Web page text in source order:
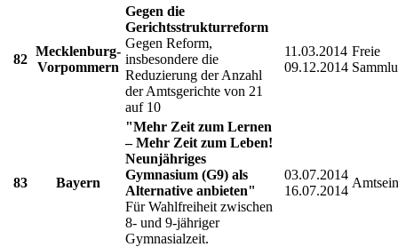
82
Mecklenburg-
Vorpommern
Gegen die
Gerichtsstrukturreform
Gegen Reform,
insbesondere die
Reduzierung der Anzahl
der Amtsgerichte von 21
auf 10
11.03.2014
09.12.2014
Freie
83 Bayern
"Mehr Zeit zum Lernen
– Mehr Zeit zum Leben!
Neunjähriges
Gymnasium (G9) als
Alternative anbieten"
Für Wahlfreiheit zwischen
8- und 9-jähriger
Gymnasialzeit.
03.07.2014
16.07.2014